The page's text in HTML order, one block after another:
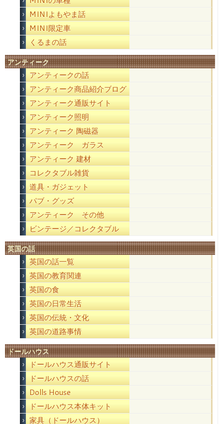
MINIよもやま話
MINI限定車
くるまの話
アンティーク
アンティークの話
アンティーク商品紹介ブログ
アンティーク通販サイト
アンティーク照明
アンティーク 陶磁器
アンティーク ガラス
アンティーク 建材
コレクタブル雑貨
道具・ガジェット
パブ・グッズ
アンティーク その他
ビンテージ／コレクタブル
英国の話
英国の話一覧
英国の教育関連
英国の食
英国の日常生活
英国の伝統・文化
英国の道路事情
ドールハウス
ドールハウス通販サイト
ドールハウスの話
Dolls House
ドールハウス本体キット
家具（ドールハウス）